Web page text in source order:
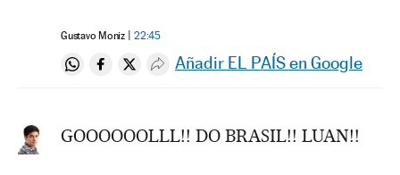
Gustavo Moniz 22:45
Compartir en Whatsapp
Compartir en Facebook
Compartir en Twitter
Desplegar Redes Sociales
Añadir EL PAÍS en Google
GOOOOOOLLL!! DO BRASIL!! LUAN!!